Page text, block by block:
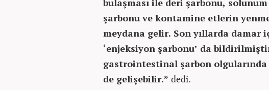
bulaşması ile deri şarbonu,
şarbonu ve kontamine etlerin
meydana gelir. Son yıllarda
‘enjeksiyon şarbonu’ da
gastrointestinal şarbon
de gelişebilir.” dedi.